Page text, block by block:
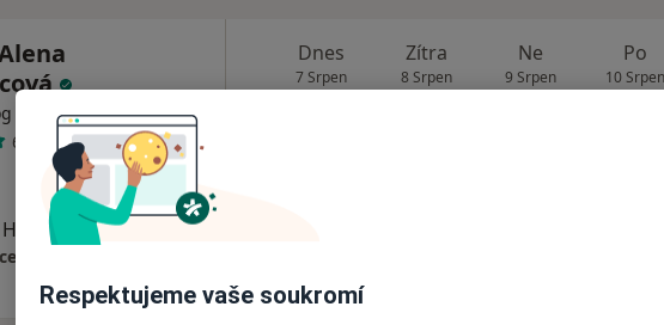
6 názorů
•Mapa
a. s.
Dnes
7 Srpen
Zítra
8 Srpen
Ne
9 Srpen
Po
10 Srpen
Respektujeme vaše soukromí